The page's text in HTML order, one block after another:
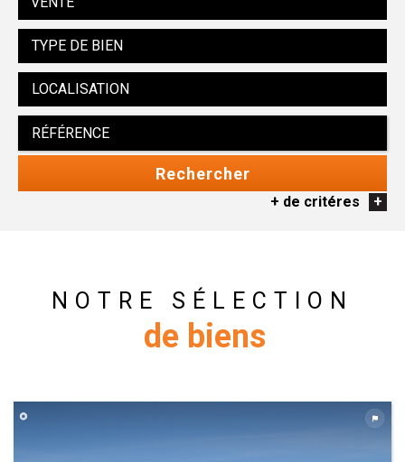
Rechercher
+ de critéres +
NOTRE SÉLECTION
de biens